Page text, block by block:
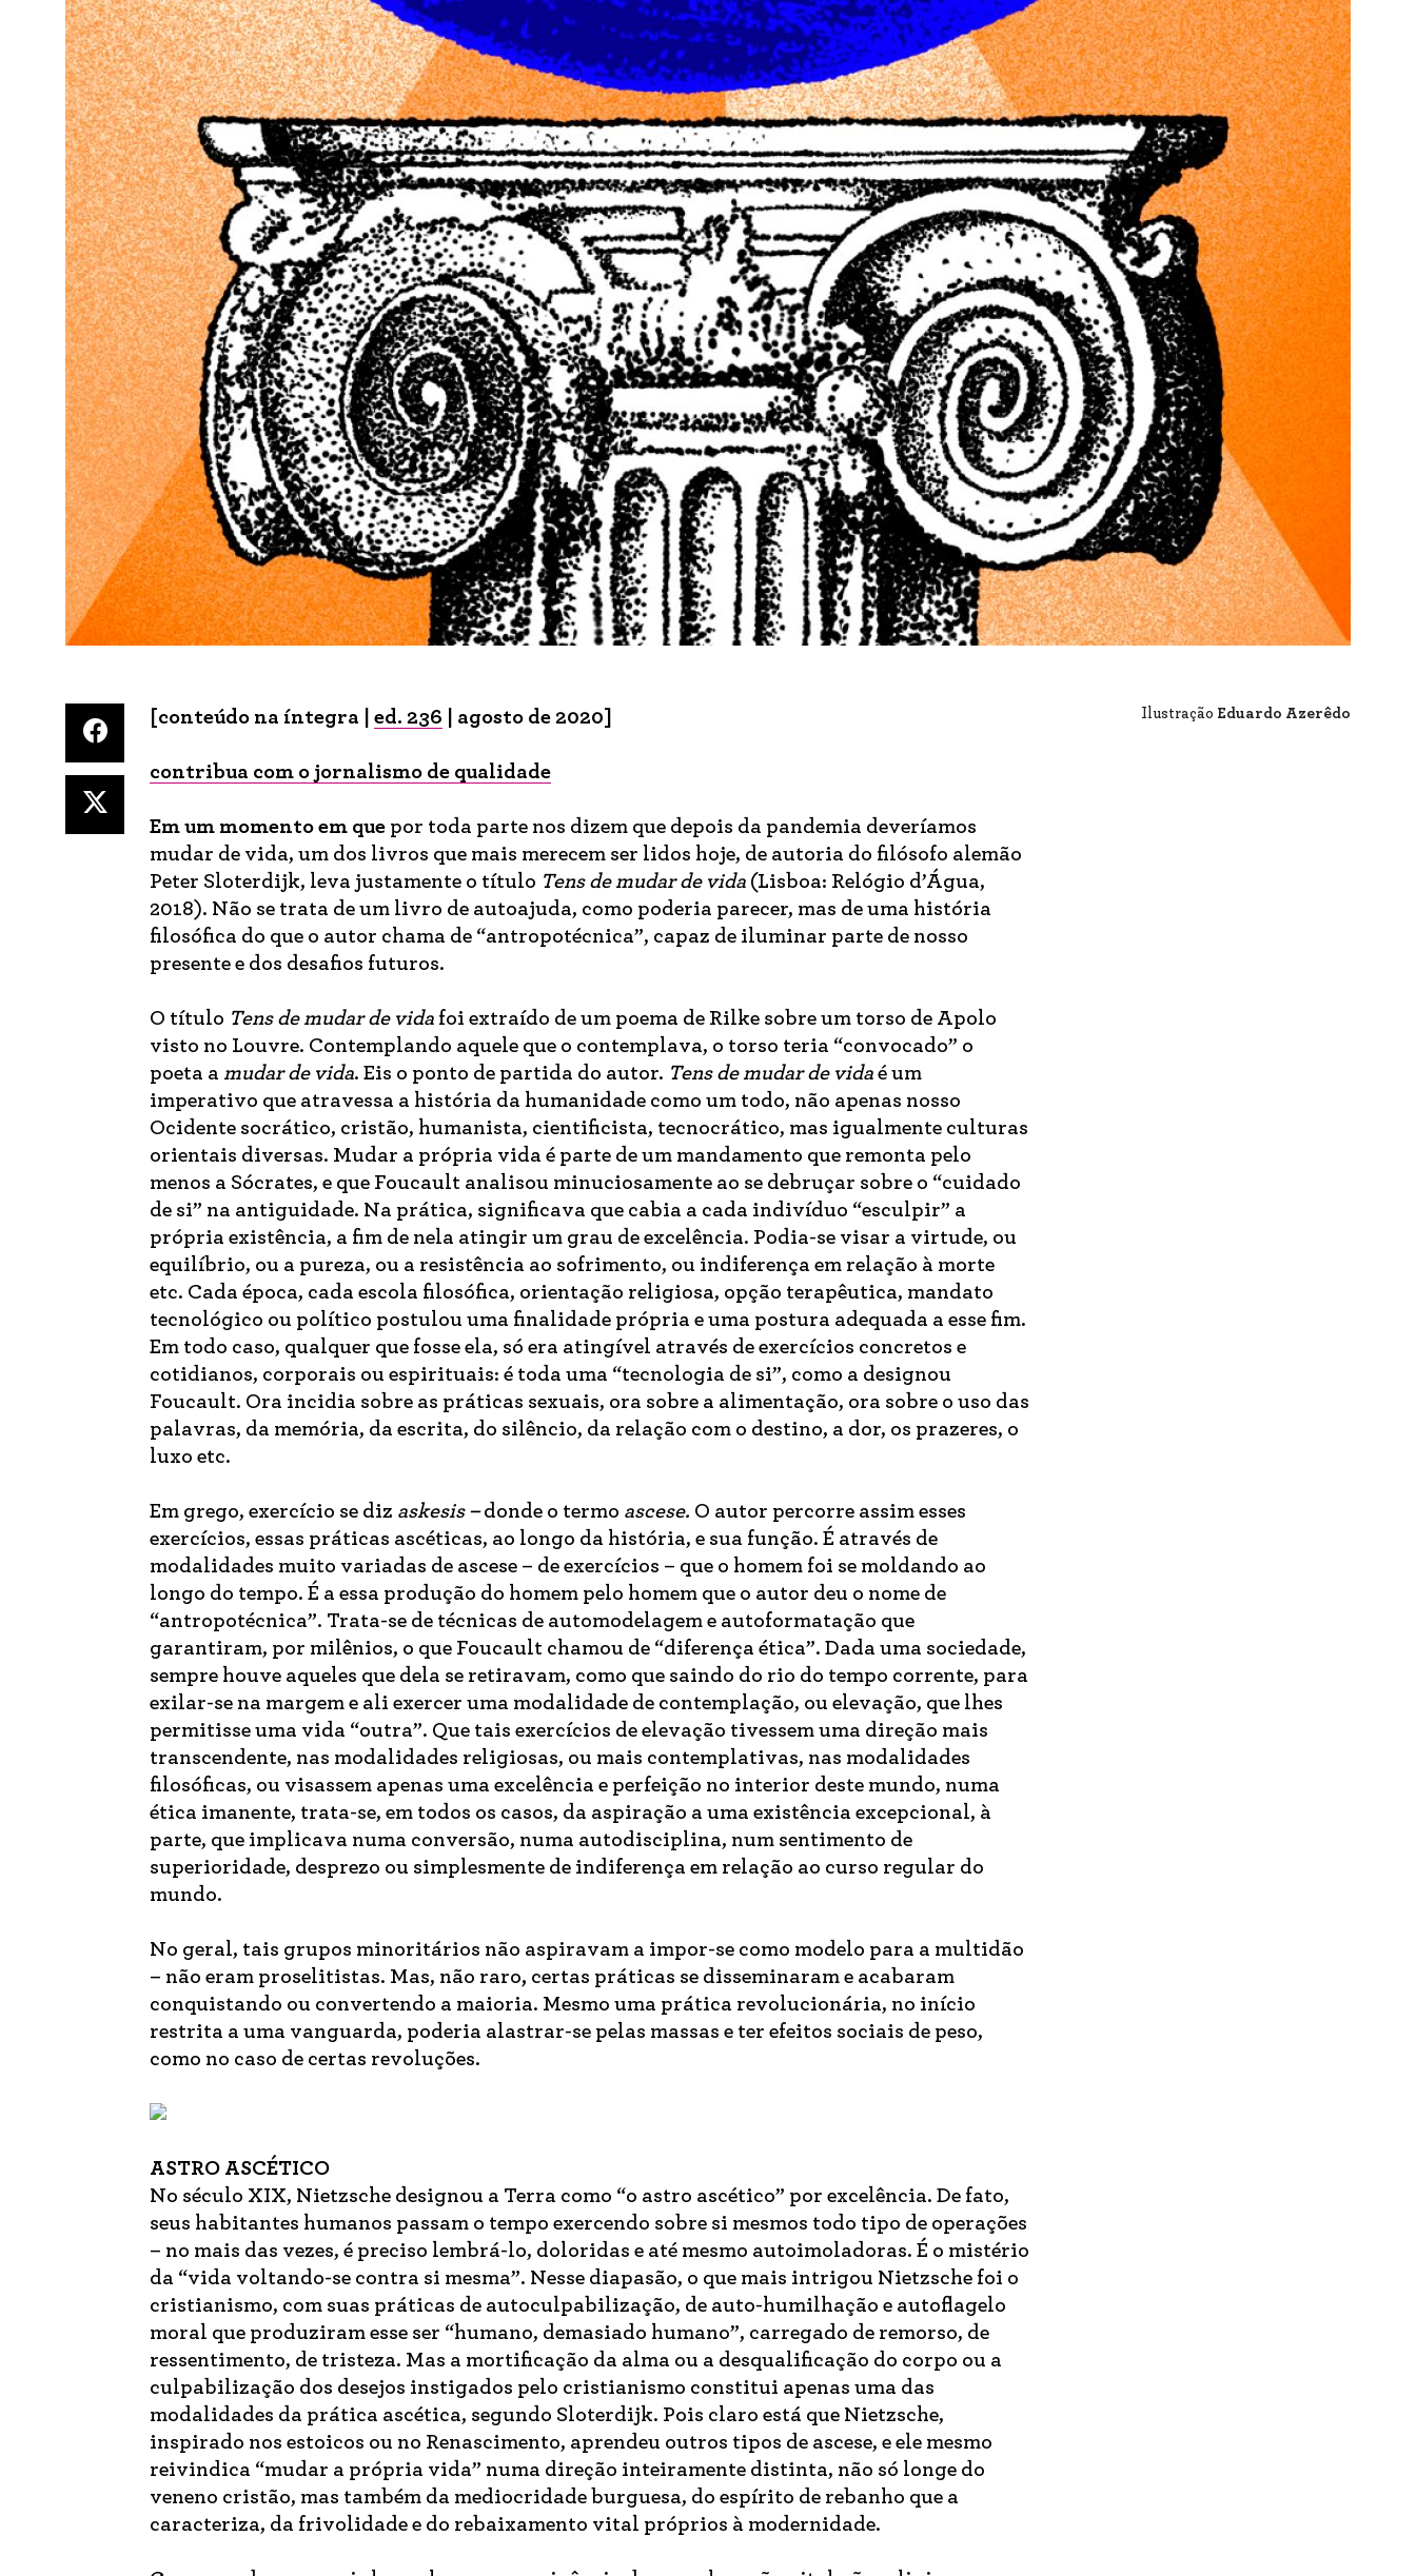
Ilustração Eduardo Azerêdo
[conteúdo na íntegra | ed. 236 | agosto de 2020]
contribua com o jornalismo de qualidade
Em um momento em que por toda parte nos dizem que depois da pandemia deveríamos
mudar de vida, um dos livros que mais merecem ser lidos hoje, de autoria do filósofo alemão
Peter Sloterdijk, leva justamente o título Tens de mudar de vida (Lisboa: Relógio d’Água,
2018). Não se trata de um livro de autoajuda, como poderia parecer, mas de uma história
filosófica do que o autor chama de “antropotécnica”, capaz de iluminar parte de nosso
presente e dos desafios futuros.
O título Tens de mudar de vida foi extraído de um poema de Rilke sobre um torso de Apolo
visto no Louvre. Contemplando aquele que o contemplava, o torso teria “convocado” o
poeta a mudar de vida. Eis o ponto de partida do autor. Tens de mudar de vida é um
imperativo que atravessa a história da humanidade como um todo, não apenas nosso
Ocidente socrático, cristão, humanista, cientificista, tecnocrático, mas igualmente culturas
orientais diversas. Mudar a própria vida é parte de um mandamento que remonta pelo
menos a Sócrates, e que Foucault analisou minuciosamente ao se debruçar sobre o “cuidado
de si” na antiguidade. Na prática, significava que cabia a cada indivíduo “esculpir” a
própria existência, a fim de nela atingir um grau de excelência. Podia-se visar a virtude, ou
equilíbrio, ou a pureza, ou a resistência ao sofrimento, ou indiferença em relação à morte
etc. Cada época, cada escola filosófica, orientação religiosa, opção terapêutica, mandato
tecnológico ou político postulou uma finalidade própria e uma postura adequada a esse fim.
Em todo caso, qualquer que fosse ela, só era atingível através de exercícios concretos e
cotidianos, corporais ou espirituais: é toda uma “tecnologia de si”, como a designou
Foucault. Ora incidia sobre as práticas sexuais, ora sobre a alimentação, ora sobre o uso das
palavras, da memória, da escrita, do silêncio, da relação com o destino, a dor, os prazeres, o
luxo etc.
Em grego, exercício se diz askesis –donde o termo ascese. O autor percorre assim esses
exercícios, essas práticas ascéticas, ao longo da história, e sua função. É através de
modalidades muito variadas de ascese – de exercícios – que o homem foi se moldando ao
longo do tempo. É a essa produção do homem pelo homem que o autor deu o nome de
“antropotécnica”. Trata-se de técnicas de automodelagem e autoformatação que
garantiram, por milênios, o que Foucault chamou de “diferença ética”. Dada uma sociedade,
sempre houve aqueles que dela se retiravam, como que saindo do rio do tempo corrente, para
exilar-se na margem e ali exercer uma modalidade de contemplação, ou elevação, que lhes
permitisse uma vida “outra”. Que tais exercícios de elevação tivessem uma direção mais
transcendente, nas modalidades religiosas, ou mais contemplativas, nas modalidades
filosóficas, ou visassem apenas uma excelência e perfeição no interior deste mundo, numa
ética imanente, trata-se, em todos os casos, da aspiração a uma existência excepcional, à
parte, que implicava numa conversão, numa autodisciplina, num sentimento de
superioridade, desprezo ou simplesmente de indiferença em relação ao curso regular do
mundo.
No geral, tais grupos minoritários não aspiravam a impor-se como modelo para a multidão
– não eram proselitistas. Mas, não raro, certas práticas se disseminaram e acabaram
conquistando ou convertendo a maioria. Mesmo uma prática revolucionária, no início
restrita a uma vanguarda, poderia alastrar-se pelas massas e ter efeitos sociais de peso,
como no caso de certas revoluções.
ASTRO ASCÉTICO
No século XIX, Nietzsche designou a Terra como “o astro ascético” por excelência. De fato,
seus habitantes humanos passam o tempo exercendo sobre si mesmos todo tipo de operações
– no mais das vezes, é preciso lembrá-lo, doloridas e até mesmo autoimoladoras. É o mistério
da “vida voltando-se contra si mesma”. Nesse diapasão, o que mais intrigou Nietzsche foi o
cristianismo, com suas práticas de autoculpabilização, de auto-humilhação e autoflagelo
moral que produziram esse ser “humano, demasiado humano”, carregado de remorso, de
ressentimento, de tristeza. Mas a mortificação da alma ou a desqualificação do corpo ou a
culpabilização dos desejos instigados pelo cristianismo constitui apenas uma das
modalidades da prática ascética, segundo Sloterdijk. Pois claro está que Nietzsche,
inspirado nos estoicos ou no Renascimento, aprendeu outros tipos de ascese, e ele mesmo
reivindica “mudar a própria vida” numa direção inteiramente distinta, não só longe do
veneno cristão, mas também da mediocridade burguesa, do espírito de rebanho que a
caracteriza, da frivolidade e do rebaixamento vital próprios à modernidade.